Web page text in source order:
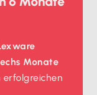
Monate